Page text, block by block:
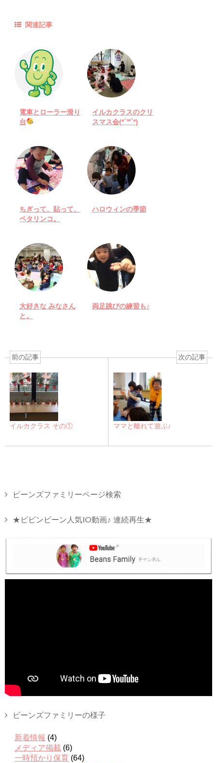
関連記事
電車とローラー滑り
台
イルカクラスのクリ
スマス会(*´꒳`*)
ちぎって、貼って、
ペタリンコ。
ハロウィンの季節
大好きな みなさん
と。
両足跳びの練習も♪
前の記事
イルカクラス その①
次の記事
ママと離れて遊ぶ♪
ビーンズファミリーページ検索
★ビビンビーン人気10動画♪ 連続再生★
ビーンズファミリーの様子
新着情報 (4)
メディア掲載 (6)
一時預かり保育 (64)